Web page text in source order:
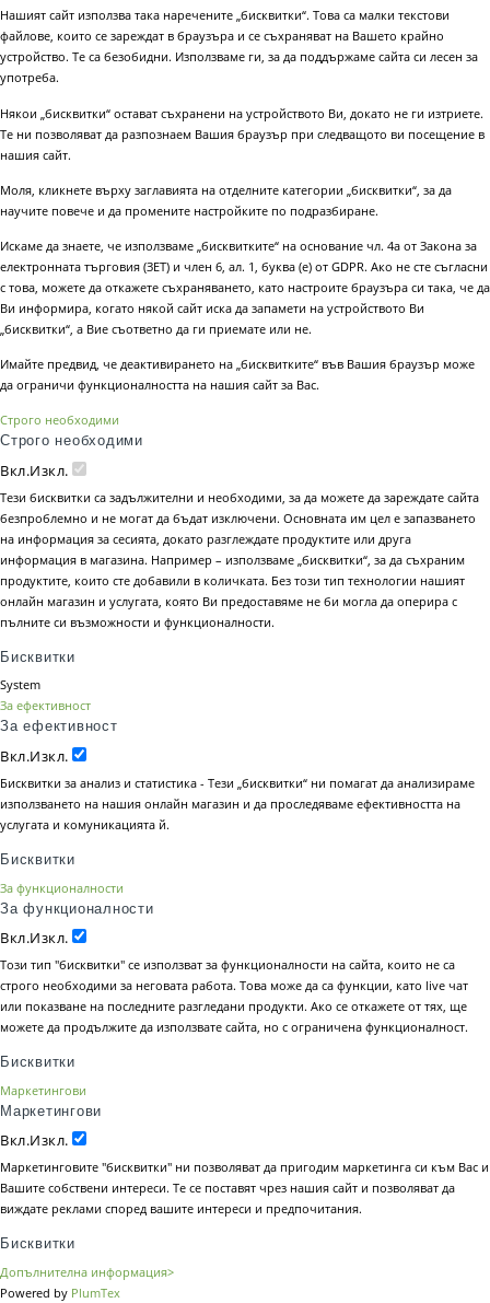
Нашият сайт използва така наречените „бисквитки“. Това са малки текстови
файлове, които се зареждат в браузъра и се съхраняват на Вашето крайно
устройство. Те са безобидни. Използваме ги, за да поддържаме сайта си лесен за
употреба.
Някои „бисквитки“ остават съхранени на устройството Ви, докато не ги изтриете.
Те ни позволяват да разпознаем Вашия браузър при следващото ви посещение в
нашия сайт.
Моля, кликнете върху заглавията на отделните категории „бисквитки“, за да
научите повече и да промените настройките по подразбиране.
Искаме да знаете, че използваме „бисквитките“ на основание чл. 4а от Закона за
електронната търговия (ЗЕТ) и член 6, ал. 1, буква (е) от GDPR. Ако не сте съгласни
с това, можете да откажете съхраняването, като настроите браузъра си така, че да
Ви информира, когато някой сайт иска да запамети на устройството Ви
„бисквитки“, а Вие съответно да ги приемате или не.
Имайте предвид, че деактивирането на „бисквитките“ във Вашия браузър може
да ограничи функционалността на нашия сайт за Вас.
Строго необходими
Строго необходими
Вкл.Изкл.
Тези бисквитки са задължителни и необходими, за да можете да зареждате сайта
безпроблемно и не могат да бъдат изключени. Основната им цел е запазването
на информация за сесията, докато разглеждате продуктите или друга
информация в магазина. Например – използваме „бисквитки“, за да съхраним
продуктите, които сте добавили в количката. Без този тип технологии нашият
онлайн магазин и услугата, която Ви предоставяме не би могла да оперира с
пълните си възможности и функционалности.
Бисквитки
System
За ефективност
За ефективност
Вкл.Изкл.
Бисквитки за анализ и статистика - Тези „бисквитки“ ни помагат да анализираме
използването на нашия онлайн магазин и да проследяваме ефективността на
услугата и комуникацията й.
Бисквитки
За функционалности
За функционалности
Вкл.Изкл.
Този тип "бисквитки" се използват за функционалности на сайта, които не са
строго необходими за неговата работа. Това може да са функции, като live чат
или показване на последните разгледани продукти. Ако се откажете от тях, ще
можете да продължите да използвате сайта, но с ограничена функционалност.
Бисквитки
Маркетингови
Маркетингови
Вкл.Изкл.
Маркетинговите "бисквитки" ни позволяват да пригодим маркетинга си към Вас и
Вашите собствени интереси. Те се поставят чрез нашия сайт и позволяват да
виждате реклами според вашите интереси и предпочитания.
Бисквитки
Допълнителна информация>
Powered by PlumTex